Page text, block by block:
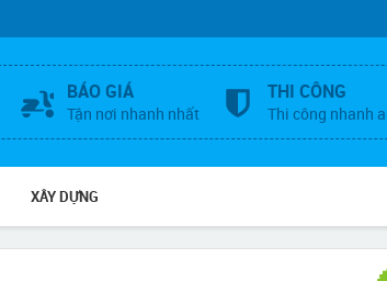
BÁO GIÁ
Tận nơi nhanh nhất
THI CÔNG
Thi công nhanh
XÂY DỰNG